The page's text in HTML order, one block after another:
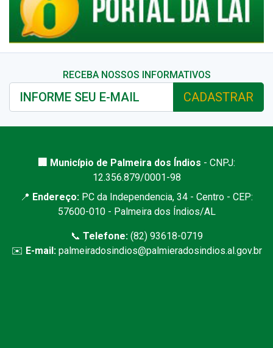
RECEBA NOSSOS INFORMATIVOS
CADASTRAR
🏢 Município de Palmeira dos Índios - CNPJ:
12.356.879/0001-98
📍 Endereço: PC da Independencia, 34 - Centro - CEP:
57600-010 - Palmeira dos Índios/AL
📞 Telefone:(82) 93618-0719
✉️ E-mail: palmeiradosindios@palmieradosindios.al.gov.br